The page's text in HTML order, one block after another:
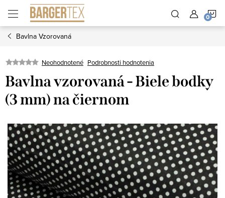
obsah
Bavlna Vzorovaná
Neohodnotené Podrobnosti hodnotenia
Bavlna vzorovaná - Biele bodky
(3 mm) na čiernom